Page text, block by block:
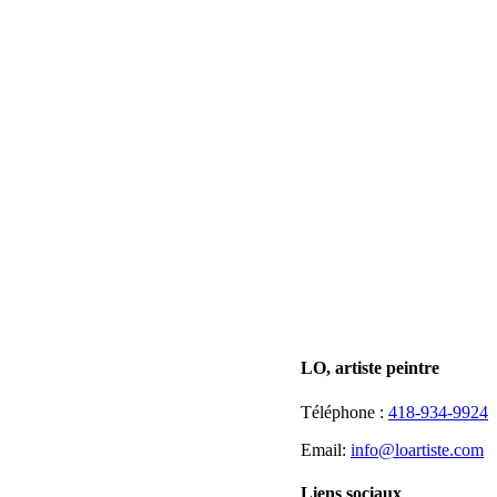
LO, artiste peintre
Téléphone : 418-934-9924
Email: info@loartiste.com
Liens sociaux